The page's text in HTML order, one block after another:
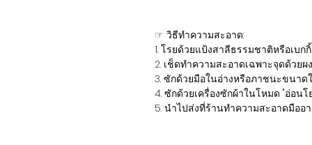
☞ วิธีทำความสะอาด:
1. โรยด้วยแป้งสาลีธรรมชาติหรือเบ
2. เช็ดทำความสะอาดเฉพาะจุดด้วย
3. ซักด้วยมือในอ่างหรือภาชนะขนาด
4. ซักด้วยเครื่องซักผ้าในโหมด "อ่อน
5. นำไปส่งที่ร้านทำความสะอาดมืออ